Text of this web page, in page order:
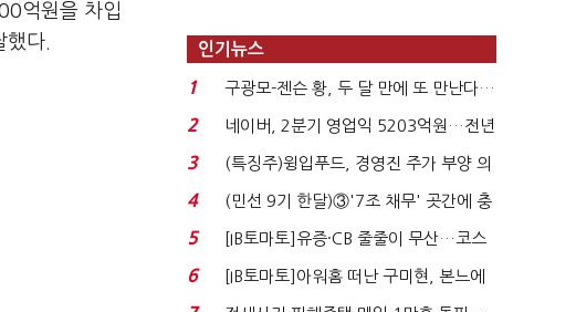
억원을 차입
다.
인기뉴스
1
구광모-젠슨 황, 두 달 만에 또 만난다…
로봇·AI 등 논...
2
네이버, 2분기 영업익 5203억원…전년
비 0.2% 감소...
3
(특징주)윙입푸드, 경영진 주가 부양 의
지에 상한가...
4
(민선 9기 한달)③'7조 채무' 곳간에 충
격…추미애, 20년...
5
[IB토마토]유증·CB 줄줄이 무산…코스
닥 벌점 급증에 ...
6
[IB토마토]아워홈 떠난 구미현, 본느에
340억 베팅…가...